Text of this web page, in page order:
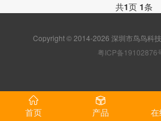
共1页 1条
Copyright © 2014-2026 深圳市鸟鸟科
粤ICP备19102876
首页 产品